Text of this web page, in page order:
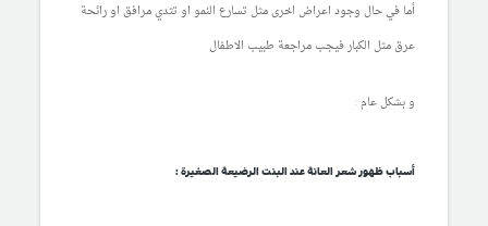
أما في حال وجود اعراض اخرى مثل تسارع النمو او تثدي مرافق او رائحة
عرق مثل الكبار فيجب مراجعة طبيب الاطفال
و بشكل عام :
أسباب ظهور شعر العانة عند البنت الرضيعة الصغيرة :